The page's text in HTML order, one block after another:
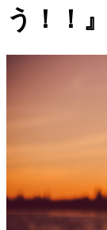
う！！』